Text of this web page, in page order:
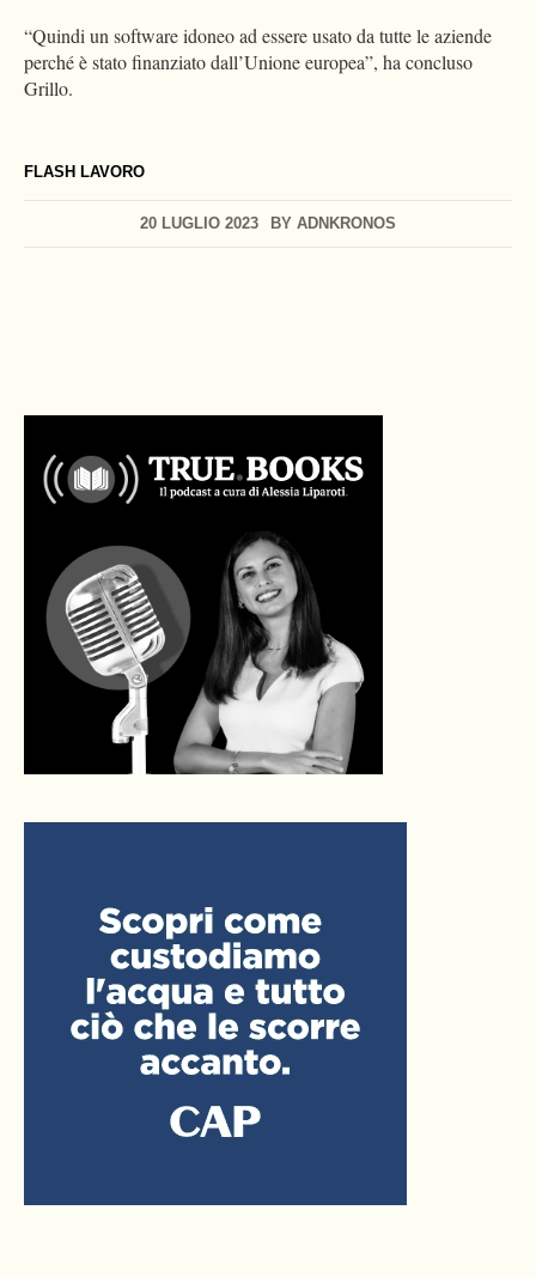
FLASH LAVORO
20 LUGLIO 2023 BY ADNKRONOS
“Quindi un software idoneo ad essere usato da tutte le aziende
perché è stato finanziato dall’Unione europea”, ha concluso
Grillo.